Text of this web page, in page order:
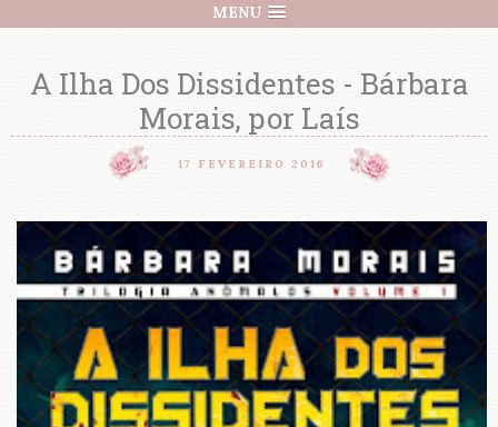
MENU
A Ilha Dos Dissidentes - Bárbara
Morais, por Laís
17 FEVEREIRO 2016